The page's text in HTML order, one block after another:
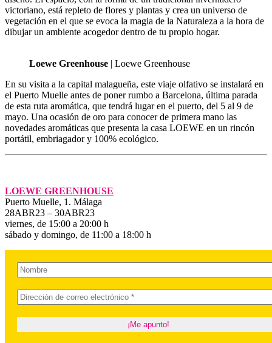
victoriano, está repleto de flores y plantas y crea un universo de
vegetación en el que se evoca la magia de la Naturaleza a la hora de
dibujar un ambiente acogedor dentro de tu propio hogar.
Loewe Greenhouse | Loewe Greenhouse
En su visita a la capital malagueña, este viaje olfativo se instalará en
el Puerto Muelle antes de poner rumbo a Barcelona, última parada
de esta ruta aromática, que tendrá lugar en el puerto, del 5 al 9 de
mayo. Una ocasión de oro para conocer de primera mano las
novedades aromáticas que presenta la casa LOEWE en un rincón
portátil, embriagador y 100% ecológico.
LOEWE GREENHOUSE
Puerto Muelle, 1. Málaga
28ABR23 – 30ABR23
viernes, de 15:00 a 20:00 h
sábado y domingo, de 11:00 a 18:00 h